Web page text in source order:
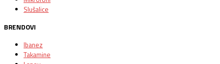
Slušalice
BRENDOVI
Ibanez
Takamine